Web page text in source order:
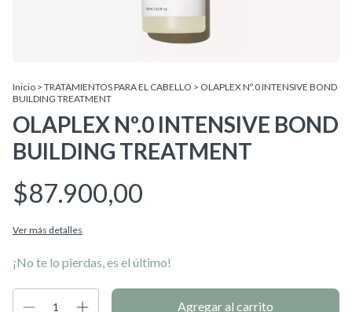
Inicio > TRATAMIENTOS PARA EL CABELLO > OLAPLEX Nº.0 INTENSIVE BOND
BUILDING TREATMENT
OLAPLEX Nº.0 INTENSIVE BOND
BUILDING TREATMENT
$87.900,00
Ver más detalles
¡No te lo pierdas, es el último!